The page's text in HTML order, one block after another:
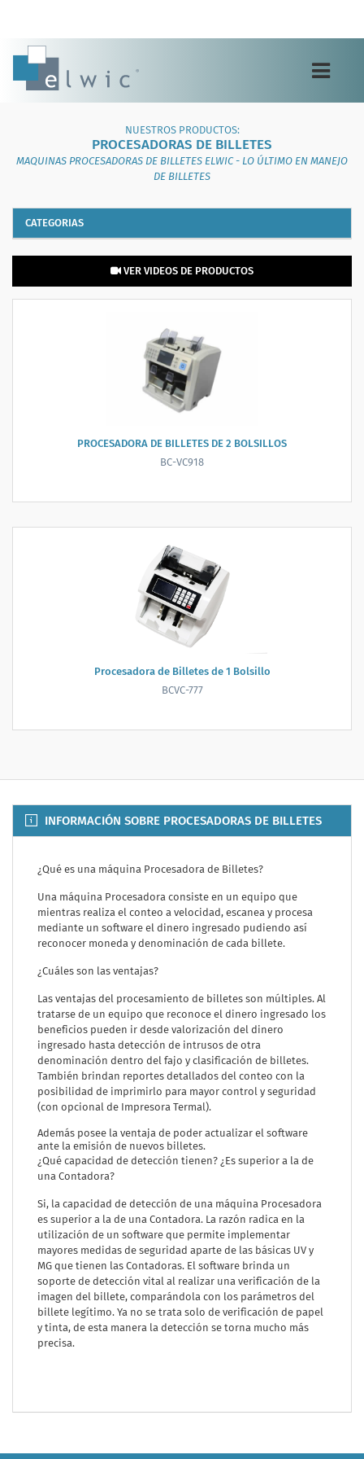
Toggle
navigation
NUESTROS PRODUCTOS:
PROCESADORAS DE BILLETES
MAQUINAS PROCESADORAS DE BILLETES ELWIC - LO ÚLTIMO EN MANEJO
DE BILLETES
CATEGORIAS
VER VIDEOS DE PRODUCTOS
PROCESADORA DE BILLETES DE 2 BOLSILLOS
BC-VC918
Procesadora de Billetes de 1 Bolsillo
BCVC-777
INFORMACIÓN SOBRE PROCESADORAS DE BILLETES
¿Qué es una máquina Procesadora de Billetes?
Una máquina Procesadora consiste en un equipo que
mientras realiza el conteo a velocidad, escanea y procesa
mediante un software el dinero ingresado pudiendo así
reconocer moneda y denominación de cada billete.
¿Cuáles son las ventajas?
Las ventajas del procesamiento de billetes son múltiples. Al
tratarse de un equipo que reconoce el dinero ingresado los
beneficios pueden ir desde valorización del dinero
ingresado hasta detección de intrusos de otra
denominación dentro del fajo y clasificación de billetes.
También brindan reportes detallados del conteo con la
posibilidad de imprimirlo para mayor control y seguridad
(con opcional de Impresora Termal).
Además posee la ventaja de poder actualizar el software
ante la emisión de nuevos billetes.
¿Qué capacidad de detección tienen? ¿Es superior a la de
una Contadora?
Si, la capacidad de detección de una máquina Procesadora
es superior a la de una Contadora. La razón radica en la
utilización de un software que permite implementar
mayores medidas de seguridad aparte de las básicas UV y
MG que tienen las Contadoras. El software brinda un
soporte de detección vital al realizar una verificación de la
imagen del billete, comparándola con los parámetros del
billete legítimo. Ya no se trata solo de verificación de papel
y tinta, de esta manera la detección se torna mucho más
precisa.